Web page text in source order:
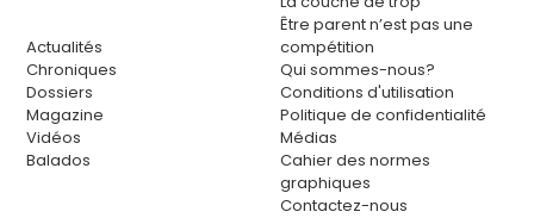
Actualités
Chroniques
Dossiers
Magazine
Vidéos
Balados
Être parent n’est pas une
compétition
Qui sommes-nous?
Conditions d'utilisation
Politique de confidentialité
Médias
Cahier des normes
graphiques
Contactez-nous